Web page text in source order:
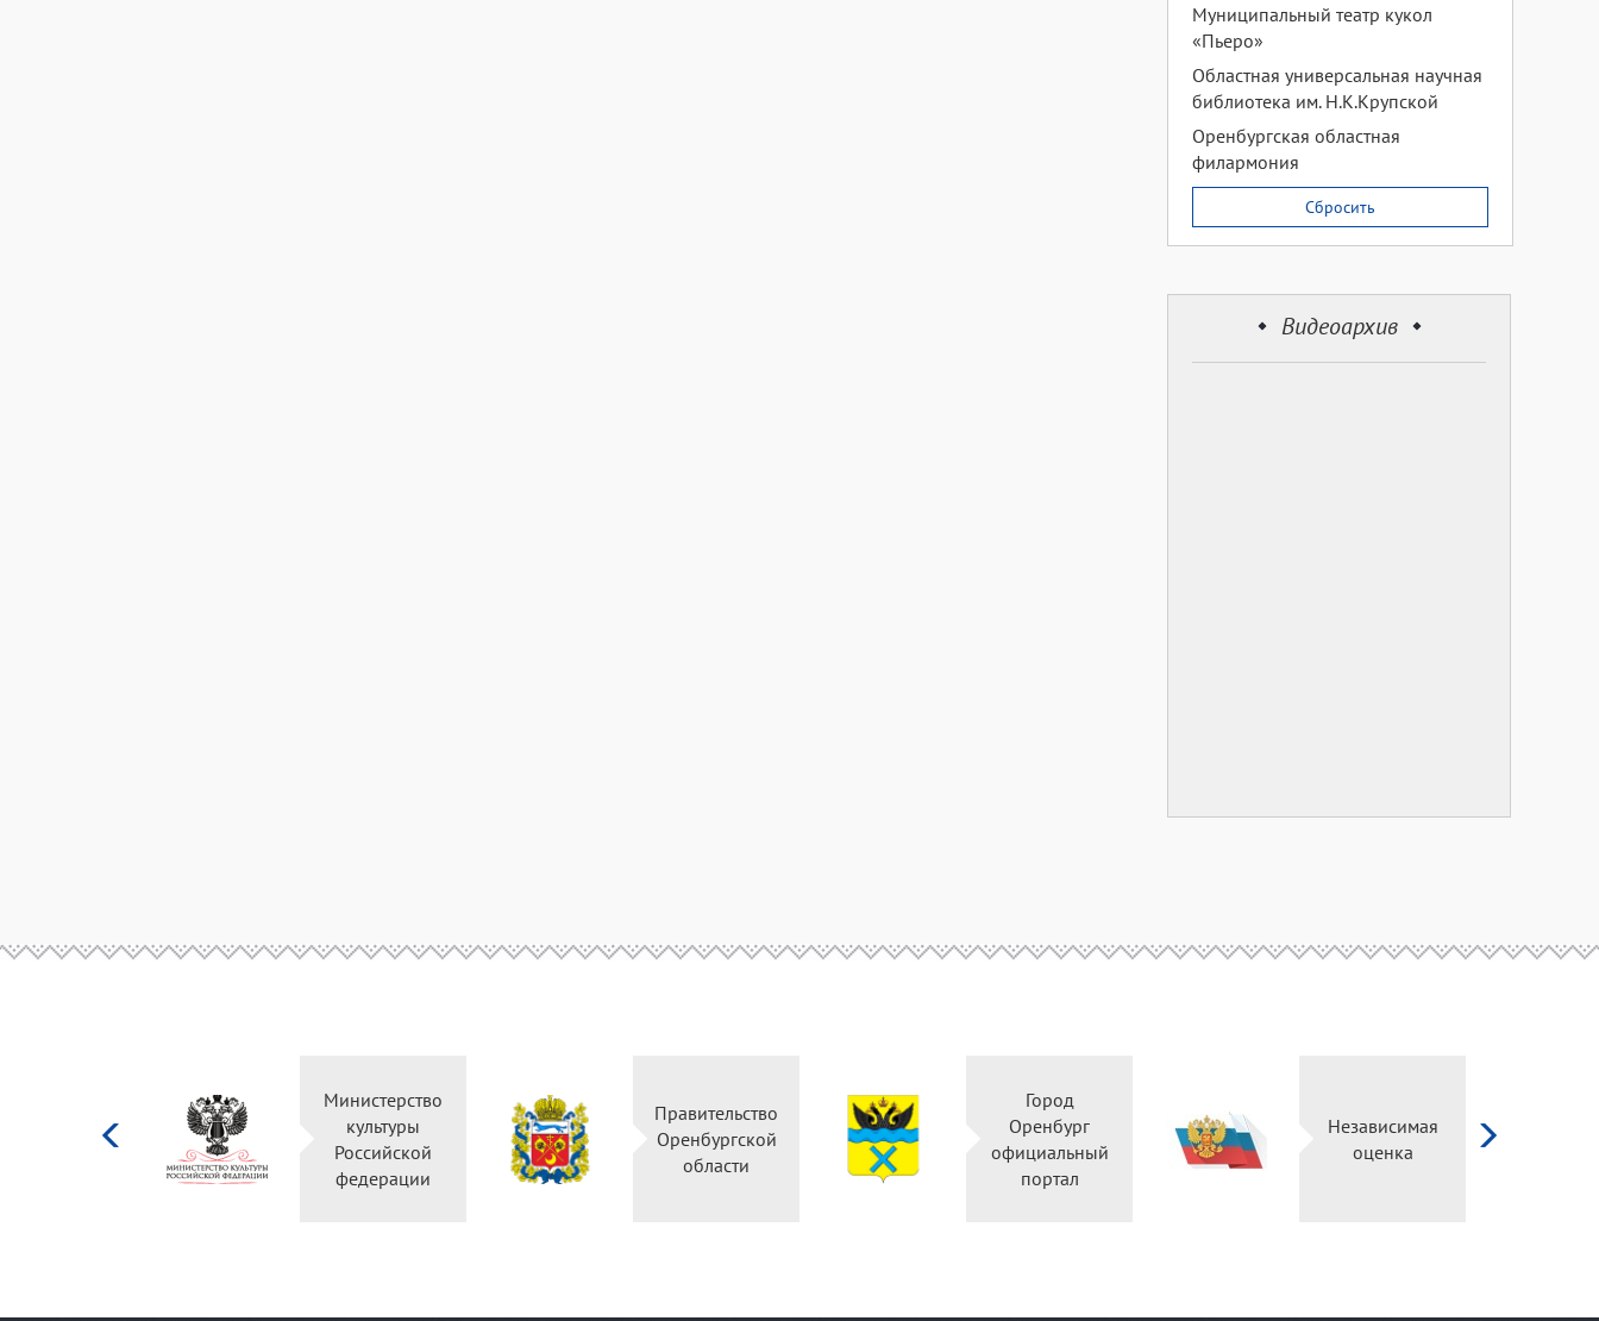
Муниципальный театр кукол
«Пьеро»
Областная универсальная научная
библиотека им. Н.К.Крупской
Оренбургская областная
филармония
Сбросить
Видеоархив
Министерство
культуры
Российской
федерации
Правительство
Оренбургской
области
Город
Оренбург
официальный
портал
Независимая
оценка